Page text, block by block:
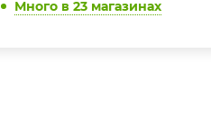
Много в 23 магазинах